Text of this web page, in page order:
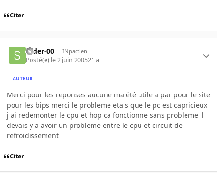
Citer
slider-00 INpactien
Posté(e) le 2 juin 200521 a
AUTEUR
Merci pour les reponses aucune ma été utile a par pour le site
pour les bips merci le probleme etais que le pc est capricieux
j ai redemonter le cpu et hop ca fonctionne sans probleme il
devais y a avoir un probleme entre le cpu et circuit de
refroidissement
Citer